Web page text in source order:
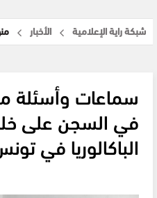
شبكة راية الإعلامية الأخبار
في السجن على
الباكالوريا في